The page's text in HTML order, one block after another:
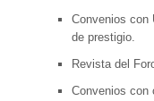
Convenios con
de prestigio.
Revista del
Convenios con